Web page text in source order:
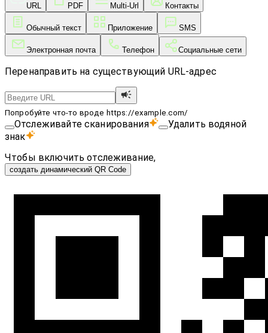
URL PDF Multi-Url Контакты
Обычный текст Приложение SMS
Электронная почта Телефон Социальные сети
Перенаправить на существующий URL-адрес
Попробуйте что-то вроде https://example.com/
Отслеживайте сканирования
Удалить водяной
знак
Чтобы включить отслеживание,
создать динамический QR Code